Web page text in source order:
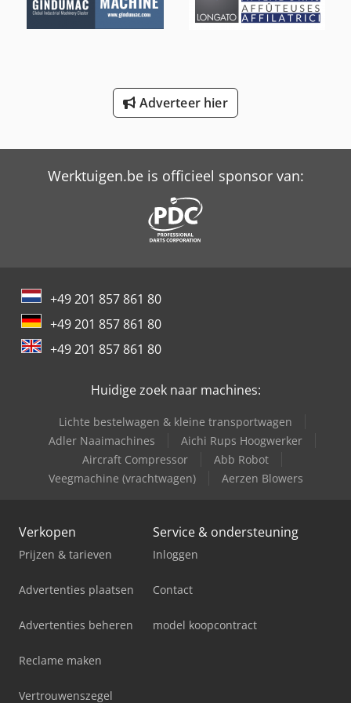
Trailer And Tools
Adverteer hier
Werktuigen.be is officieel sponsor van:
+49 201 857 861 80
+49 201 857 861 80
+49 201 857 861 80
Huidige zoek naar machines:
Lichte bestelwagen & kleine transportwagen
Adler Naaimachines
Aichi Rups Hoogwerker
Aircraft Compressor
Abb Robot
Veegmachine (vrachtwagen)
Aerzen Blowers
Verkopen
Prijzen & tarieven
Advertenties plaatsen
Advertenties beheren
Reclame maken
Vertrouwenszegel
Service & ondersteuning
Inloggen
Contact
model koopcontract